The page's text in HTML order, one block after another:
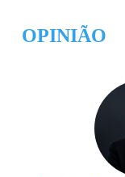
OPINIÃO